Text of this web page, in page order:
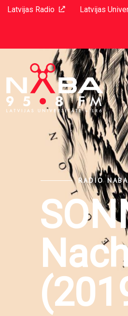
Latvijas Radio Latvijas
RADIO NABA